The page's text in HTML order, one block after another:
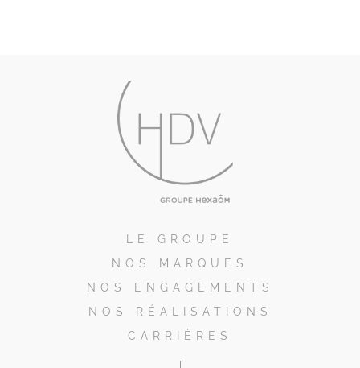
LE GROUPE
NOS MARQUES
NOS ENGAGEMENTS
NOS RÉALISATIONS
CARRIÈRES